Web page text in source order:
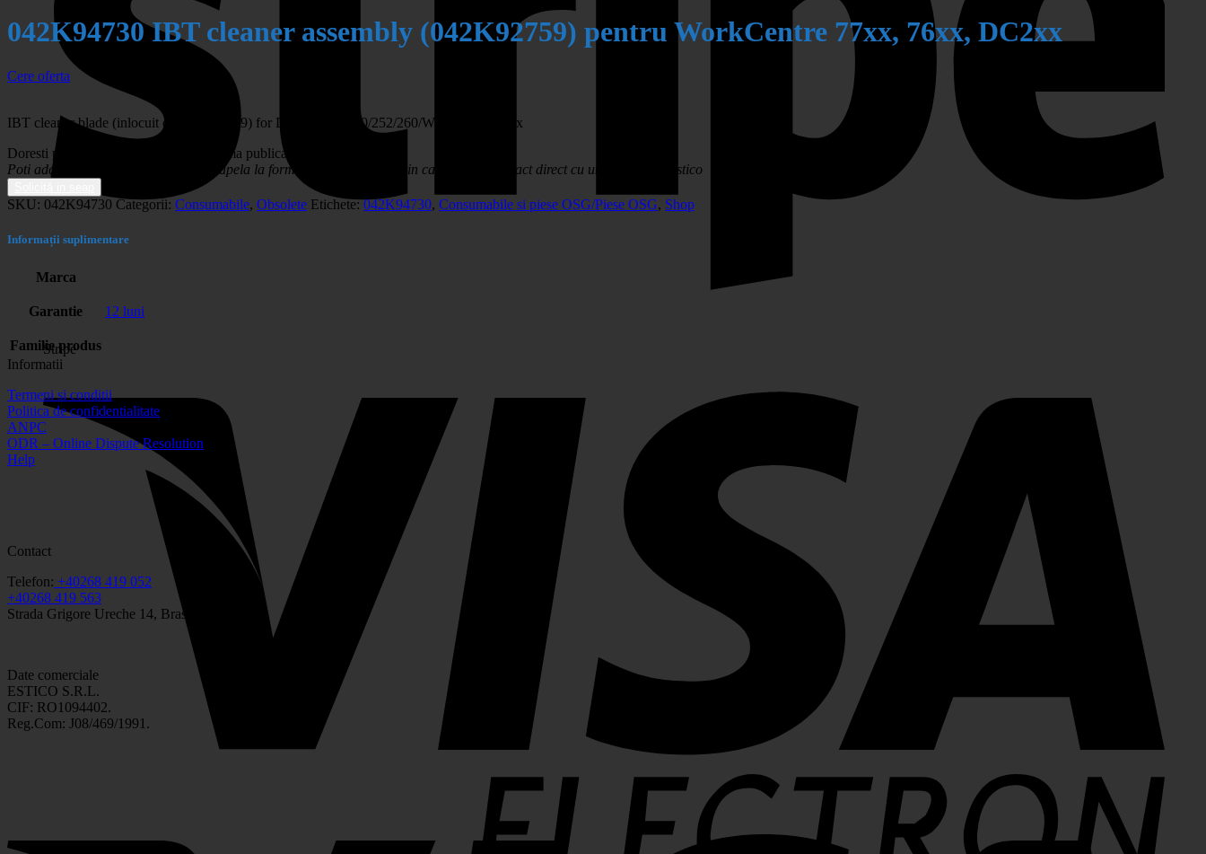
Stripe
042K94730 IBT cleaner assembly (042K92759) pentru WorkCentre 77xx, 76xx, DC2xx
Cere oferta
IBT cleaner blade (inlocuit de 042K92759) for DC240/242/250/252/260/WorkCentre 76xx
Doresti publicarea articolului in platforma publica de achizitii publice?
Poti adauga produsul in cos sau poti apela la formularul de mai jos prin care vei lua contact direct cu un consultant Estico
SKU: 042K94730 Categorii: Consumabile, Obsolete Etichete:042K94730, Consumabile si piese OSG/Piese OSG, Shop
Informații suplimentare
Marca
Garantie 12 luni
Familie produs
Informatii
Termeni si conditii
Politica de confidentialitate
ANPC
ODR – Online Dispute Resolution
Help
Contact
Telefon: +40268 419 052
+40268 419 563
Strada Grigore Ureche 14, Brasov
Date comerciale
ESTICO S.R.L.
CIF: RO1094402.
Reg.Com: J08/469/1991.